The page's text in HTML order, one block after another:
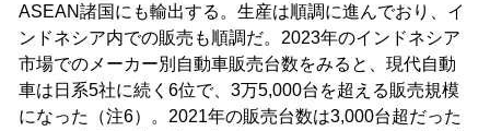
ASEAN諸国にも輸出する。生産は順調に進んでおり、イ
ンドネシア内での販売も順調だ。2023年のインドネシア
市場でのメーカー別自動車販売台数をみると、現代自動
車は日系5社に続く6位で、3万5,000台を超える販売規模
になった（注6）。2021年の販売台数は3,000台超だった